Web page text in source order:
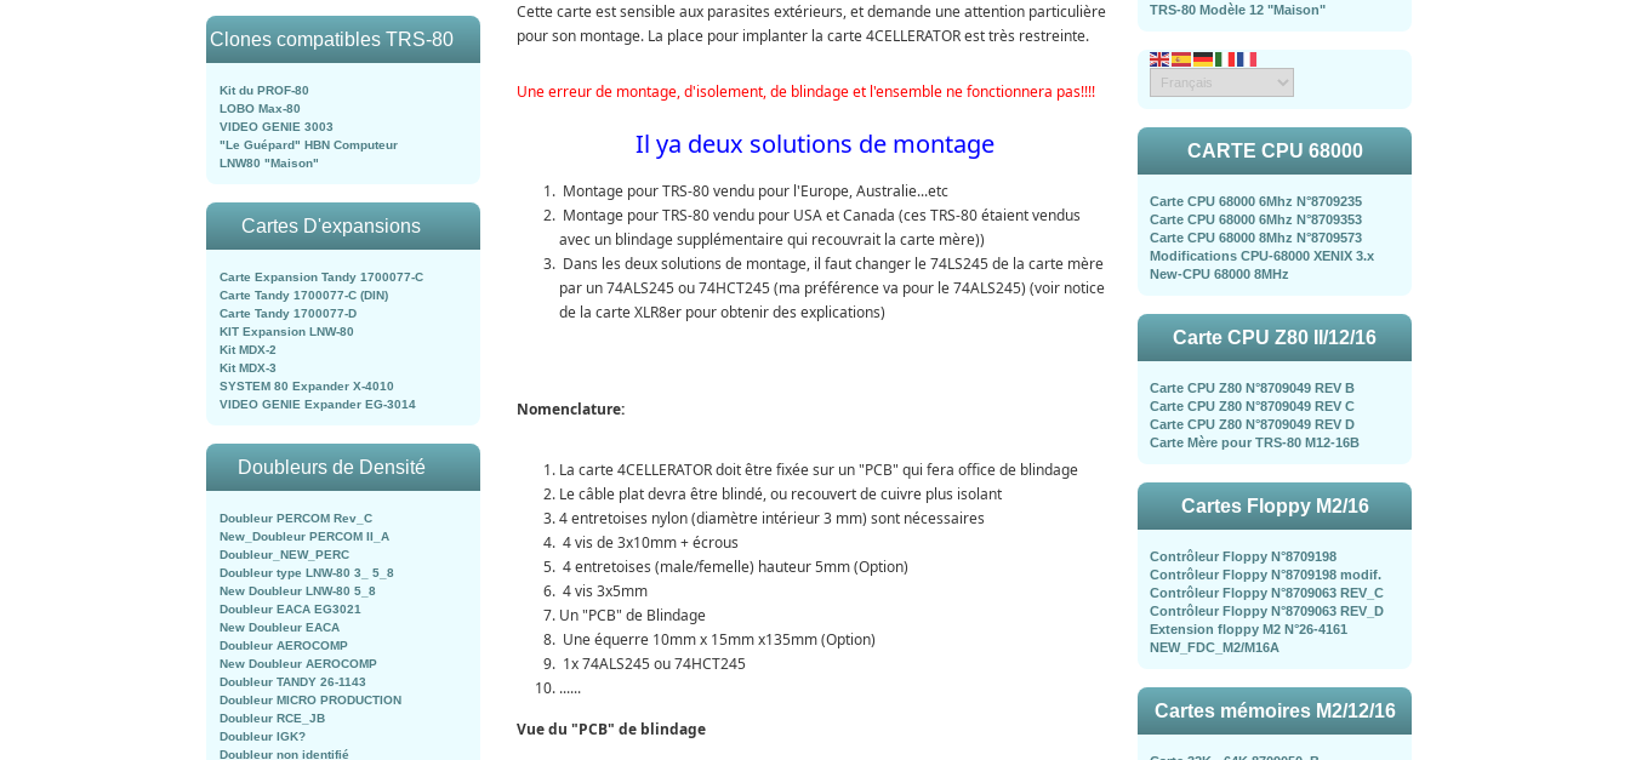
Clones compatibles TRS-80
Kit du PROF-80
LOBO Max-80
VIDEO GENIE 3003
"Le Guépard" HBN Computeur
LNW80 "Maison"
Cartes D'expansions
Carte Expansion Tandy 1700077-C
Carte Tandy 1700077-C (DIN)
Carte Tandy 1700077-D
KIT Expansion LNW-80
Kit MDX-2
Kit MDX-3
SYSTEM 80 Expander X-4010
VIDEO GENIE Expander EG-3014
Doubleurs de Densité
Doubleur PERCOM Rev_C
New_Doubleur PERCOM II_A
Doubleur_NEW_PERC
Doubleur type LNW-80 3_ 5_8
New Doubleur LNW-80 5_8
Doubleur EACA EG3021
New Doubleur EACA
Doubleur AEROCOMP
New Doubleur AEROCOMP
Doubleur TANDY 26-1143
Doubleur MICRO PRODUCTION
Doubleur RCE_JB
Doubleur IGK?
Doubleur non identifié
Cette carte est sensible aux parasites extérieurs, et demande une attention particulière
pour son montage. La place pour implanter la carte 4CELLERATOR est très restreinte.
Une erreur de montage, d'isolement, de blindage et l'ensemble ne fonctionnera pas!!!!
Il ya deux solutions de montage
Montage pour TRS-80 vendu pour l'Europe, Australie...etc
Montage pour TRS-80 vendu pour USA et Canada (ces TRS-80 étaient vendus
avec un blindage supplémentaire qui recouvrait la carte mère))
Dans les deux solutions de montage, il faut changer le 74LS245 de la carte mère
par un 74ALS245 ou 74HCT245 (ma préférence va pour le 74ALS245) (voir notice
de la carte XLR8er pour obtenir des explications)
Nomenclature:
La carte 4CELLERATOR doit être fixée sur un "PCB" qui fera office de blindage
Le câble plat devra être blindé, ou recouvert de cuivre plus isolant
4 entretoises nylon (diamètre intérieur 3 mm) sont nécessaires
4 vis de 3x10mm + écrous
4 entretoises (male/femelle) hauteur 5mm (Option)
4 vis 3x5mm
Un "PCB" de Blindage
Une équerre 10mm x 15mm x135mm (Option)
1x 74ALS245 ou 74HCT245
......
Vue du "PCB" de blindage
TRS-80 Modèle 12 "Maison"
CARTE CPU 68000
Carte CPU 68000 6Mhz N°8709235
Carte CPU 68000 6Mhz N°8709353
Carte CPU 68000 8Mhz N°8709573
Modifications CPU-68000 XENIX 3.x
New-CPU 68000 8MHz
Carte CPU Z80 II/12/16
Carte CPU Z80 N°8709049 REV B
Carte CPU Z80 N°8709049 REV C
Carte CPU Z80 N°8709049 REV D
Carte Mère pour TRS-80 M12-16B
Cartes Floppy M2/16
Contrôleur Floppy N°8709198
Contrôleur Floppy N°8709198 modif.
Contrôleur Floppy N°8709063 REV_C
Contrôleur Floppy N°8709063 REV_D
Extension floppy M2 N°26-4161
NEW_FDC_M2/M16A
Cartes mémoires M2/12/16